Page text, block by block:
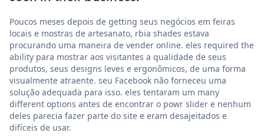
Poucos meses depois de getting seus negócios em feiras
locais e mostras de artesanato, rbia shades estava
procurando uma maneira de vender online. eles required the
ability para mostrar aos visitantes a qualidade de seus
produtos, seus designs leves e ergonômicos, de uma forma
visualmente atraente. seu Facebook não forneceu uma
solução adequada para isso. eles tentaram um many
different options antes de encontrar o powr slider e nenhum
deles parecia fazer parte do site e eram desajeitados e
difíceis de usar.